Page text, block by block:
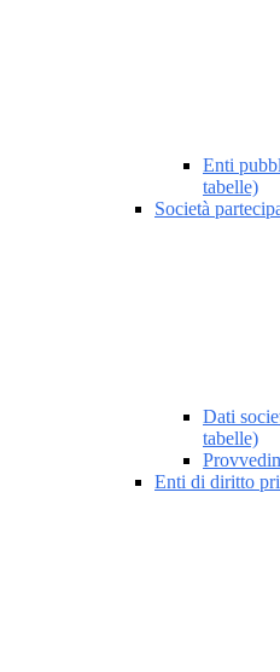
Enti
tabelle)
Società
Dati
tabelle)
Enti di diritto